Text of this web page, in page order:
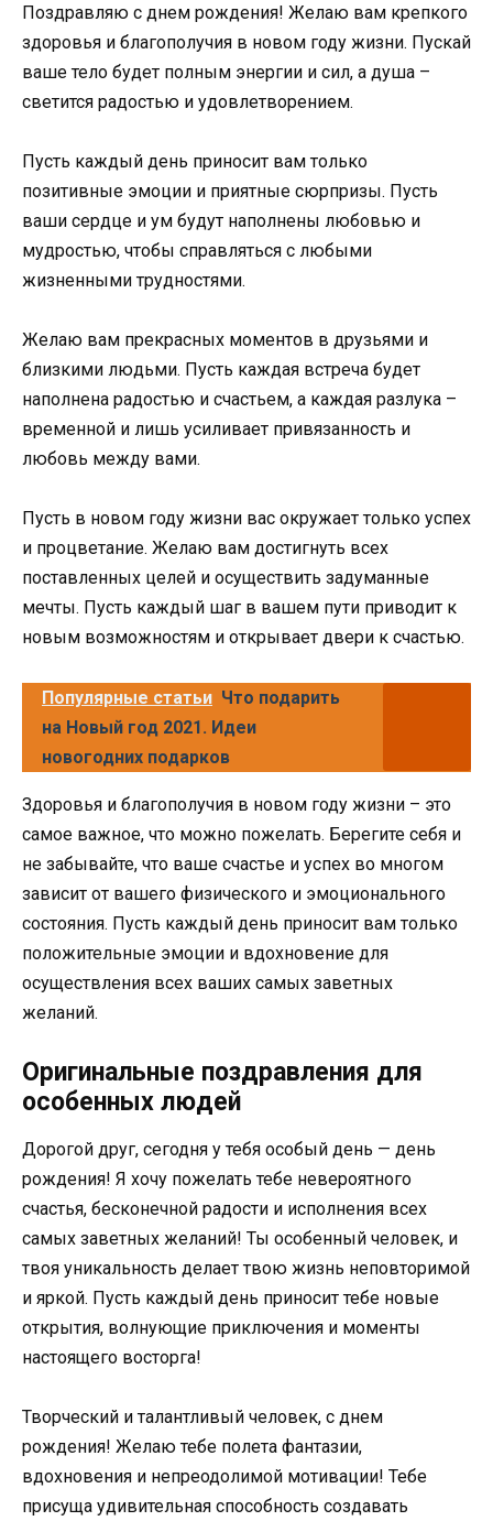
Поздравляю с днем рождения! Желаю вам крепкого
здоровья и благополучия в новом году жизни. Пускай
ваше тело будет полным энергии и сил, а душа –
светится радостью и удовлетворением.
Пусть каждый день приносит вам только
позитивные эмоции и приятные сюрпризы. Пусть
ваши сердце и ум будут наполнены любовью и
мудростью, чтобы справляться с любыми
жизненными трудностями.
Желаю вам прекрасных моментов в друзьями и
близкими людьми. Пусть каждая встреча будет
наполнена радостью и счастьем, а каждая разлука –
временной и лишь усиливает привязанность и
любовь между вами.
Пусть в новом году жизни вас окружает только успех
и процветание. Желаю вам достигнуть всех
поставленных целей и осуществить задуманные
мечты. Пусть каждый шаг в вашем пути приводит к
новым возможностям и открывает двери к счастью.
Популярные статьи Что подарить
на Новый год 2021. Идеи
новогодних подарков
Здоровья и благополучия в новом году жизни – это
самое важное, что можно пожелать. Берегите себя и
не забывайте, что ваше счастье и успех во многом
зависит от вашего физического и эмоционального
состояния. Пусть каждый день приносит вам только
положительные эмоции и вдохновение для
осуществления всех ваших самых заветных
желаний.
Оригинальные поздравления для
особенных людей
Дорогой друг, сегодня у тебя особый день — день
рождения! Я хочу пожелать тебе невероятного
счастья, бесконечной радости и исполнения всех
самых заветных желаний! Ты особенный человек, и
твоя уникальность делает твою жизнь неповторимой
и яркой. Пусть каждый день приносит тебе новые
открытия, волнующие приключения и моменты
настоящего восторга!
Творческий и талантливый человек, с днем
рождения! Желаю тебе полета фантазии,
вдохновения и непреодолимой мотивации! Тебе
присуща удивительная способность создавать